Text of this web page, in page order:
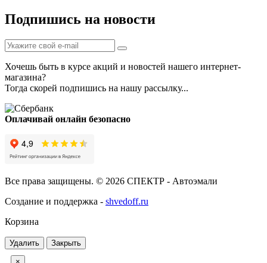
Подпишись на новости
Хочешь быть в курсе акций и новостей нашего интернет-
магазина?
Тогда скорей подпишись на нашу рассылку...
Оплачивай онлайн безопасно
Все права защищены. © 2026 СПЕКТР - Автоэмали
Создание и поддержка - shvedoff.ru
Корзина
Удалить Закрыть